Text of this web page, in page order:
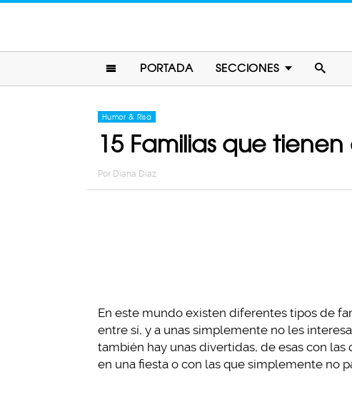
PORTADA SECCIONES
Humor & Risa
15 Familias que
Por Diana Diaz
En este mundo existen diferentes tipos de
entre sí, y a unas simplemente no les
también hay unas divertidas, de esas con
en una fiesta o con las que simplemente no